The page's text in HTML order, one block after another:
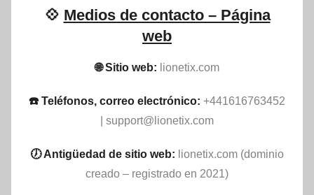
💠 Medios de contacto – Página
web
🌐 Sitio web: lionetix.com
☎️ Teléfonos, correo electrónico: +441616763452
support@lionetix.com
🕖 Antigüedad de sitio web: lionetix.com (dominio
creado – registrado en 2021)